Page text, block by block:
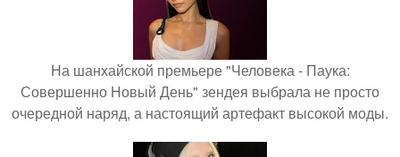
На шанхайской премьере "Человека - Паука:
Совершенно Новый День" зендея выбрала не просто
очередной наряд, а настоящий артефакт высокой моды.